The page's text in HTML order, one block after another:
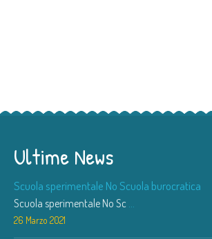
Ultime News
Scuola sperimentale No Scuola burocratica
Scuola sperimentale No Sc ...
26 Marzo 2021